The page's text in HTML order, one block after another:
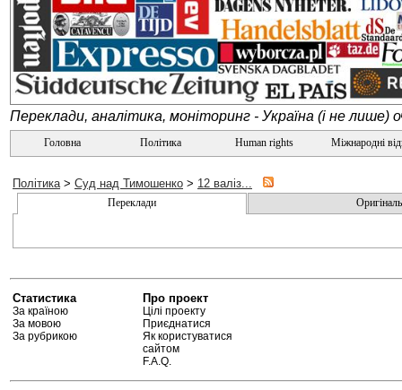
Переклади, аналітика, моніторинг - Україна (і не лише)
Головна Політика Human rights Міжнародні
Політика> Суд над Тимошенко > 12 валіз...
Переклади
Статистика
За країною
За мовою
За рубрикою
Про проект
Цілі проекту
Приєднатися
Як користуватися
сайтом
F.A.Q.